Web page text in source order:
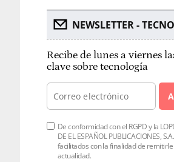
NEWSLETTER -
Recibe de lunes a viernes
clave sobre tecnología
De conformidad con el RGPD y la
DE EL ESPAÑOL PUBLICACIONES,
facilitados con la finalidad de
actualidad.